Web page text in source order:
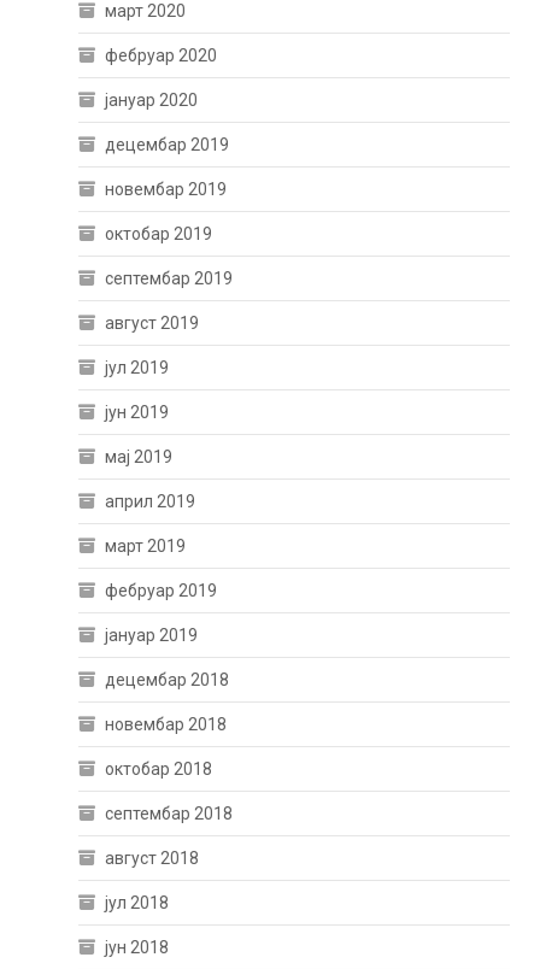
март 2020
фебруар 2020
јануар 2020
децембар 2019
новембар 2019
октобар 2019
септембар 2019
август 2019
јул 2019
јун 2019
мај 2019
април 2019
март 2019
фебруар 2019
јануар 2019
децембар 2018
новембар 2018
октобар 2018
септембар 2018
август 2018
јул 2018
јун 2018